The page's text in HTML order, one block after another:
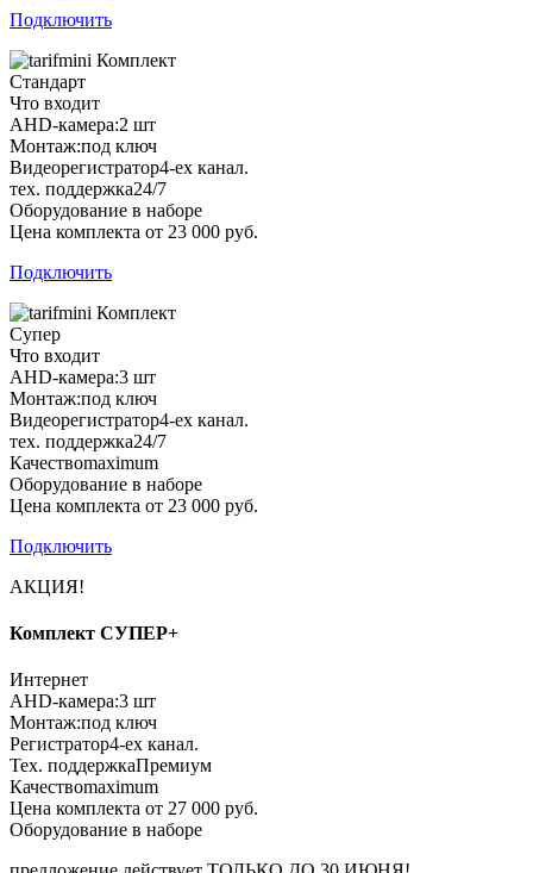
Подключить
Комплект
Стандарт
Что входит
AHD-камера:2 шт
Монтаж:под ключ
Видеорегистратор4-ех канал.
тех. поддержка24/7
Оборудование в наборе
Цена комплекта от 23 000 руб.
Подключить
Комплект
Супер
Что входит
AHD-камера:3 шт
Монтаж:под ключ
Видеорегистратор4-ех канал.
тех. поддержка24/7
Качествоmaximum
Оборудование в наборе
Цена комплекта от 23 000 руб.
Подключить
АКЦИЯ!
Комплект СУПЕР+
Интернет
AHD-камера:3 шт
Монтаж:под ключ
Регистратор4-ех канал.
Тех. поддержкаПремиум
Качествоmaximum
Цена комплекта от 27 000 руб.
Оборудование в наборе